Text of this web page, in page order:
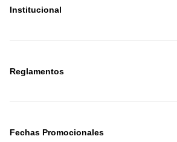
Institucional
Reglamentos
Fechas Promocionales